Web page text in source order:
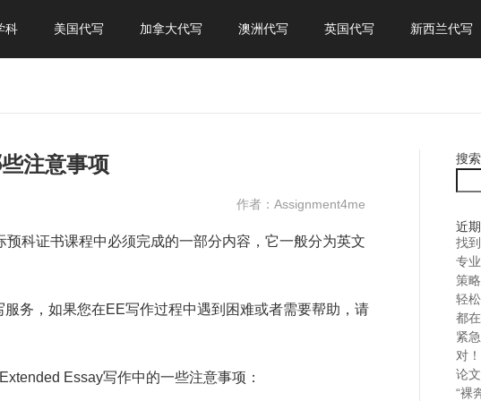
科 美国代写 加拿大代写 澳洲代写 英国代写 新西兰代写
注意事项
作者：Assignment4me
科证书课程中必须完成的一部分内容，它一般分为英文
务，如果您在EE写作过程中遇到困难或者需要帮助，请
Essay写作中的一些注意事项：
搜索
近
找
专
策略
轻
都
紧
对！
论
“裸